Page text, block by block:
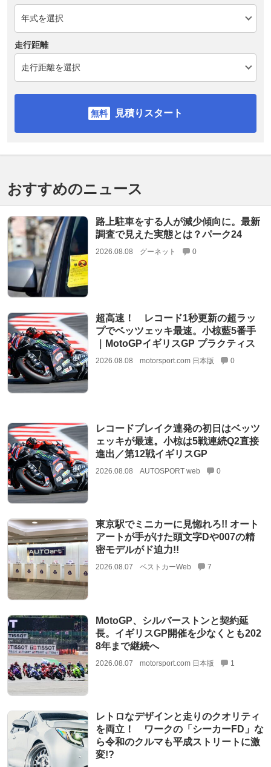
走行距離
見積りスタート
おすすめのニュース
路上駐車をする人が減少傾向に。最新
調査で見えた実態とは？パーク24
2026.08.08 グーネット 0
超高速！ レコード1秒更新の超ラッ
プでベッツェッキ最速。小椋藍5番手
｜MotoGPイギリスGP プラクティス
2026.08.08 motorsport.com 日本版 0
レコードブレイク連発の初日はベッツ
ェッキが最速。小椋は5戦連続Q2直接
進出／第12戦イギリスGP
2026.08.08 AUTOSPORT web 0
東京駅でミニカーに見惚れろ!! オート
アートが手がけた頭文字Dや007の精
密モデルがド迫力!!
2026.08.07 ベストカーWeb 7
MotoGP、シルバーストンと契約延
長。イギリスGP開催を少なくとも202
8年まで継続へ
2026.08.07 motorsport.com 日本版 1
レトロなデザインと走りのクオリティ
を両立！ ワークの「シーカーFD」な
ら令和のクルマも平成ストリートに激
変!?